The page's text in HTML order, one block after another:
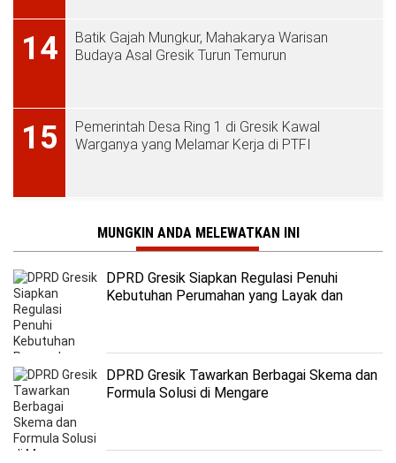
14
Batik Gajah Mungkur, Mahakarya Warisan
Budaya Asal Gresik Turun Temurun
15
Pemerintah Desa Ring 1 di Gresik Kawal
Warganya yang Melamar Kerja di PTFI
MUNGKIN ANDA MELEWATKAN INI
DPRD Gresik Siapkan Regulasi Penuhi
Kebutuhan Perumahan yang Layak dan
DPRD Gresik Tawarkan Berbagai Skema dan
Formula Solusi di Mengare